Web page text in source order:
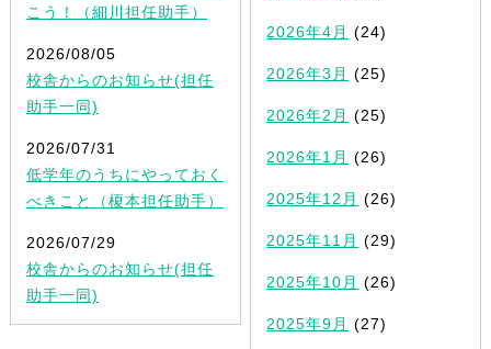
こう！（細川担任助手）
2026/08/05
校舎からのお知らせ(担任
助手一同)
2026/07/31
低学年のうちにやっておく
べきこと（榎本担任助手）
2026/07/29
校舎からのお知らせ(担任
助手一同)
2026年4月 (24)
2026年3月 (25)
2026年2月 (25)
2026年1月 (26)
2025年12月 (26)
2025年11月 (29)
2025年10月 (26)
2025年9月 (27)